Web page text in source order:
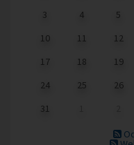
3
4 5
10
11 12
17
18 19
24
25 26
31